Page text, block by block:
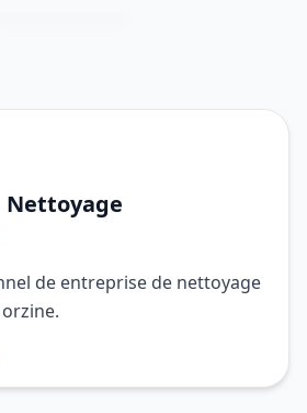
Nettoyage
de entreprise de nettoyage